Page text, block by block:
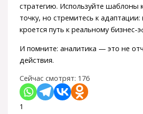
стратегию. Используйте шаблоны
точку, но стремитесь к адаптации:
кроется путь к реальному бизнес-
И помните: аналитика — это не
действия.
Сейчас смотрят: 176
1